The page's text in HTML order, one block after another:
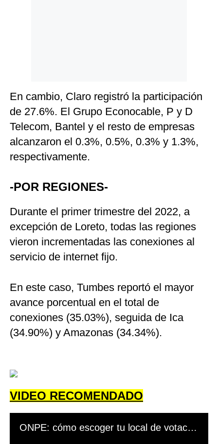
En cambio, Claro registró la participación
de 27.6%. El Grupo Econocable, P y D
Telecom, Bantel y el resto de empresas
alcanzaron el 0.3%, 0.5%, 0.3% y 1.3%,
respectivamente.
-POR REGIONES-
Durante el primer trimestre del 2022, a
excepción de Loreto, todas las regiones
vieron incrementadas las conexiones al
servicio de internet fijo.
En este caso, Tumbes reportó el mayor
avance porcentual en el total de
conexiones (35.03%), seguida de Ica
(34.90%) y Amazonas (34.34%).
VIDEO RECOMENDADO
ONPE: cómo escoger tu local de votación para las elecciones regionales y municipales 2022